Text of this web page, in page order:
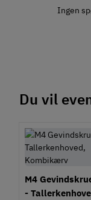
Ingen
Du vil
M4
-